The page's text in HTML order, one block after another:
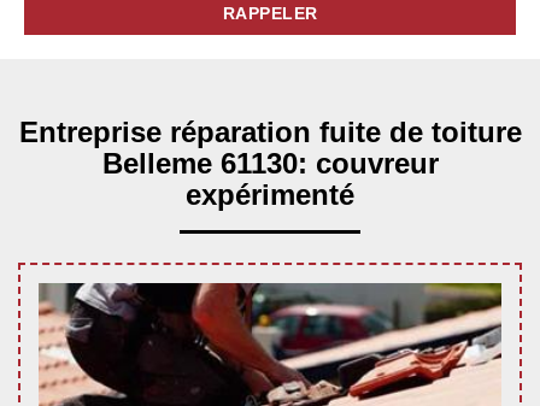
Entreprise réparation fuite de toiture
Belleme 61130: couvreur
expérimenté